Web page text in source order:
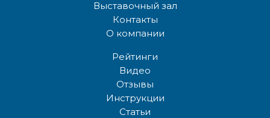
Выставочный зал
Контакты
О компании
Рейтинги
Видео
Отзывы
Инструкции
Статьи